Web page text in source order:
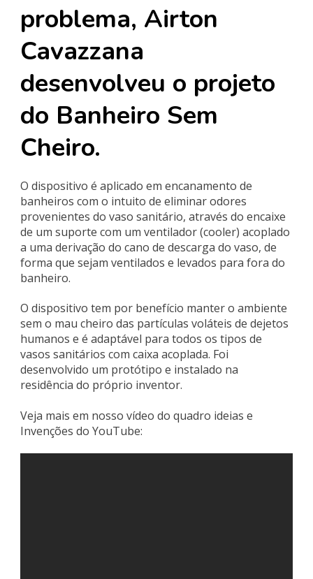
problema, Airton
Cavazzana
desenvolveu o projeto
do Banheiro Sem
Cheiro.
O dispositivo é aplicado em encanamento de
banheiros com o intuito de eliminar odores
provenientes do vaso sanitário, através do encaixe
de um suporte com um ventilador (cooler) acoplado
a uma derivação do cano de descarga do vaso, de
forma que sejam ventilados e levados para fora do
banheiro.
O dispositivo tem por benefício manter o ambiente
sem o mau cheiro das partículas voláteis de dejetos
humanos e é adaptável para todos os tipos de
vasos sanitários com caixa acoplada. Foi
desenvolvido um protótipo e instalado na
residência do próprio inventor.
Veja mais em nosso vídeo do quadro ideias e
Invenções do YouTube: